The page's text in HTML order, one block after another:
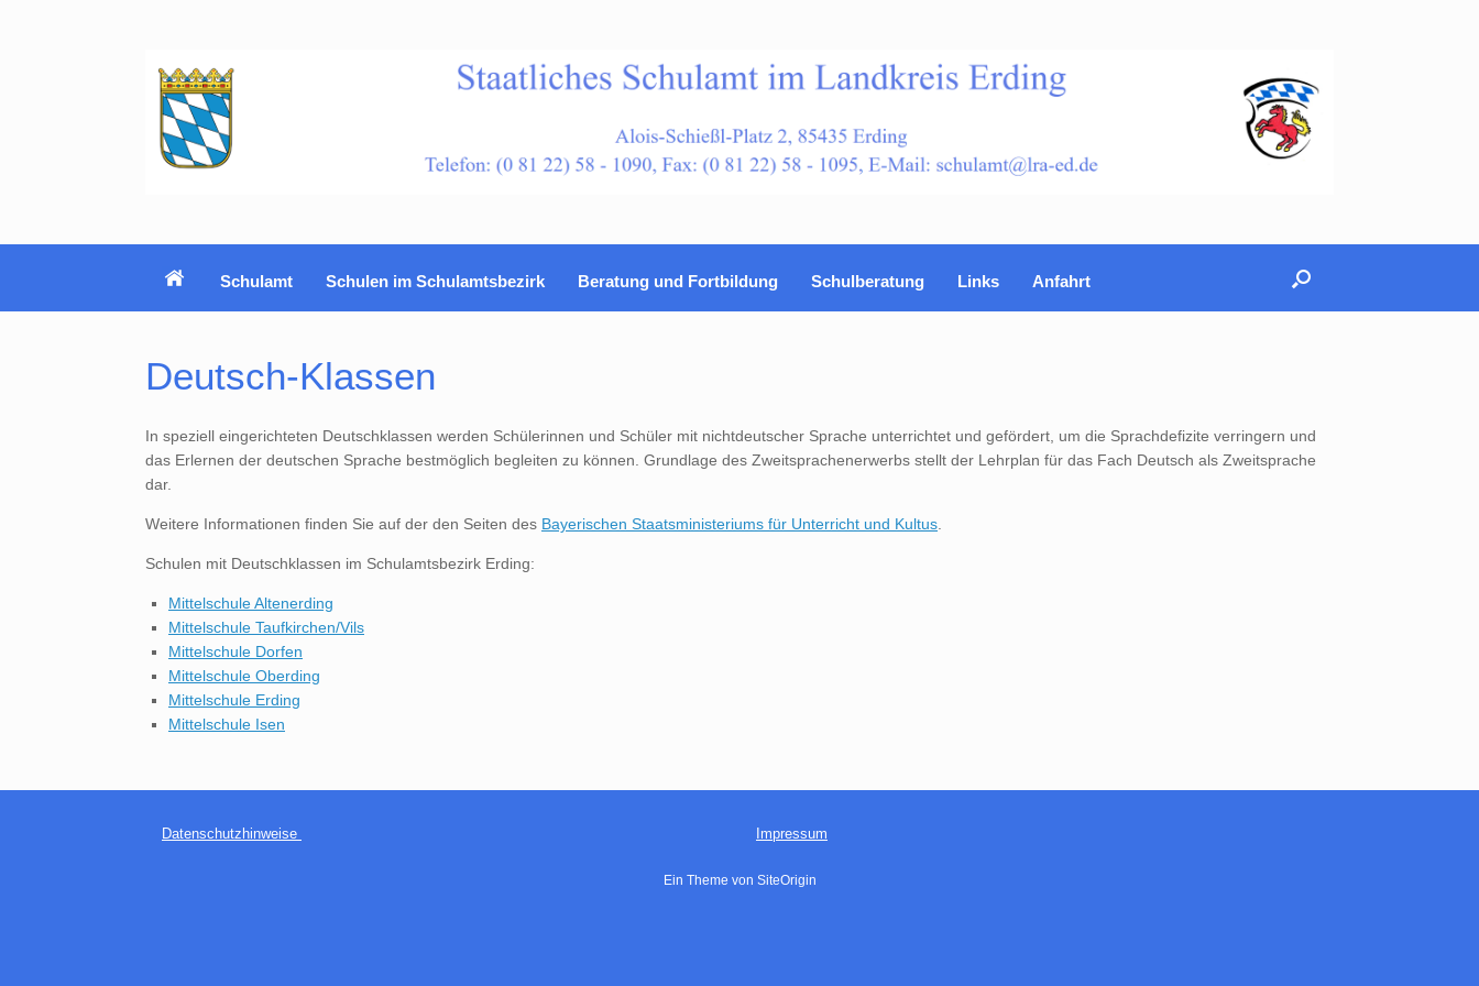
Schulamt Schulen im Schulamtsbezirk Beratung und Fortbildung Schulberatung Links Anfahrt
Deutsch-Klassen
In speziell eingerichteten Deutschklassen werden Schülerinnen und Schüler mit nichtdeutscher Sprache unterrichtet und gefördert, um die Sprachdefizite verringern und
das Erlernen der deutschen Sprache bestmöglich begleiten zu können. Grundlage des Zweitsprachenerwerbs stellt der Lehrplan für das Fach Deutsch als Zweitsprache
dar.
Weitere Informationen finden Sie auf der den Seiten des Bayerischen Staatsministeriums für Unterricht und Kultus
Schulen mit Deutschklassen im Schulamtsbezirk Erding:
Mittelschule Altenerding
Mittelschule Taufkirchen/Vils
Mittelschule Dorfen
Mittelschule Oberding
Mittelschule Erding
Mittelschule Isen
Datenschutzhinweise Impressum
Ein Theme von SiteOrigin